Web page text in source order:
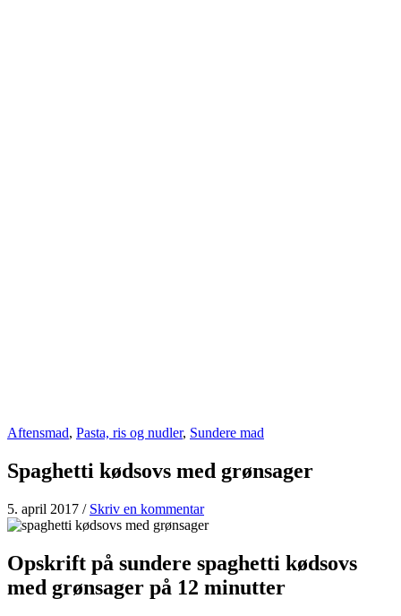
Aftensmad, Pasta, ris og nudler, Sundere mad
Spaghetti kødsovs med grønsager
5. april 2017 / Skriv en kommentar
Opskrift på sundere spaghetti kødsovs
med grønsager på 12 minutter